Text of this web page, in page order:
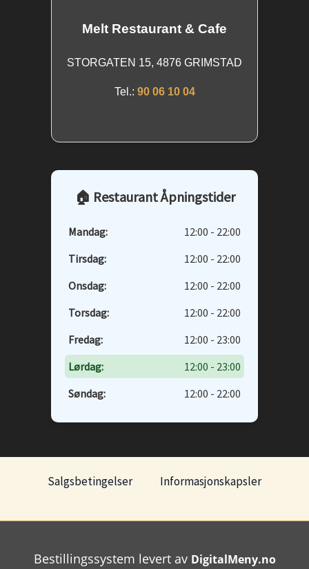
Melt Restaurant & Cafe
STORGATEN 15, 4876 GRIMSTAD
Tel.: 90 06 10 04
🏠 Restaurant Åpningstider
Mandag:
12:00 - 22:00
Tirsdag:
12:00 - 22:00
Onsdag:
12:00 - 22:00
Torsdag:
12:00 - 22:00
Fredag:
12:00 - 23:00
Lørdag:
12:00 - 23:00
Søndag:
12:00 - 22:00
Salgsbetingelser Informasjonskapsler
Bestillingssystem levert av DigitalMeny.no